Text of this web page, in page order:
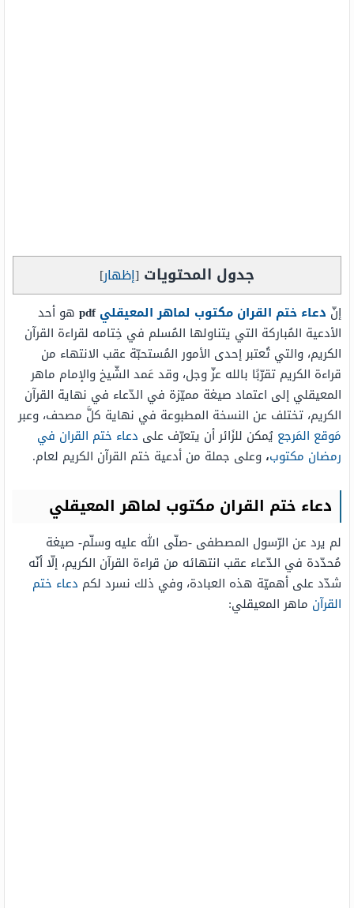
جدول المحتويات [إظهار]
إنّ دعاء ختم القران مكتوب لماهر المعيقليpdf
هو أحد
الأدعية المُباركة التي يتناولها المُسلم في خِتامه لقراءة القرآن
الكريم، والتي تُعتبر إحدى الأمور المُستحبّة عقب الانتهاء من
قراءة الكريم تقرّبًا بالله عزّ وجل، وقد عَمد الشّيخ والإمام ماهر
المعيقلي إلى اعتماد صيغة مميّزة في الدّعاء في نهاية القرآن
الكريم، تختلف عن النسخة المطبوعة في نهاية كلَّ مصحف، وعبر
مَوقع المَرجع يُمكن للزَائر أن يتعرّف على دعاء ختم القران في
رمضان مكتوب، وعلى جملة من أدعية ختم القرآن الكريم لعام.
دعاء ختم القران مكتوب لماهر المعيقلي
لم يرد عن الرّسول المصطفى -صلّى الله عليه وسلّم- صيغة
مُحدّدة في الدّعاء عقب انتهائه من قراءة القرآن الكريم، إلّا أنّه
شدّد على أهميّة هذه العبادة، وفي ذلك نسرد لكم دعاء ختم
القرآن ماهر المعيقلي: